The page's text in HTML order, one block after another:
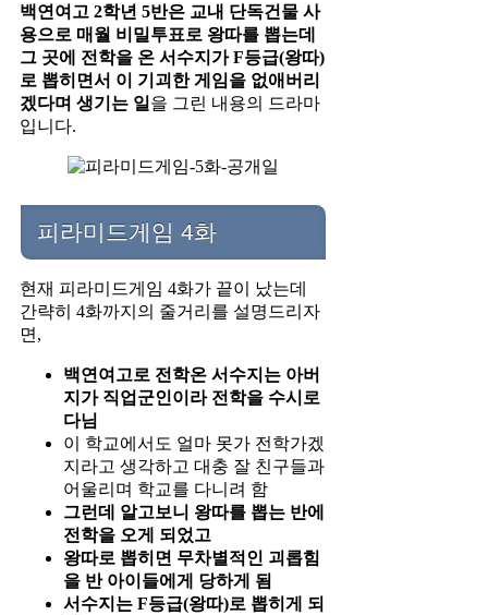
백연여고 2학년 5반은 교내 단독건물 사
용으로 매월 비밀투표로 왕따를 뽑는데
그 곳에 전학을 온 서수지가 F등급(왕따)
로 뽑히면서 이 기괴한 게임을 없애버리
겠다며 생기는 일 을 그린 내용의 드라마
입니다.
피라미드게임 4화
현재 피라미드게임 4화가 끝이 났는데
간략히 4화까지의 줄거리를 설명드리자
면,
백연여고로 전학온 서수지는 아버
지가 직업군인이라 전학을 수시로
다님
이 학교에서도 얼마 못가 전학가겠
지라고 생각하고 대충 잘 친구들과
어울리며 학교를 다니려 함
그런데 알고보니 왕따를 뽑는 반에
전학을 오게 되었고
왕따로 뽑히면 무차별적인 괴롭힘
을 반 아이들에게 당하게 됨
서수지는 F등급(왕따)로 뽑히게 되